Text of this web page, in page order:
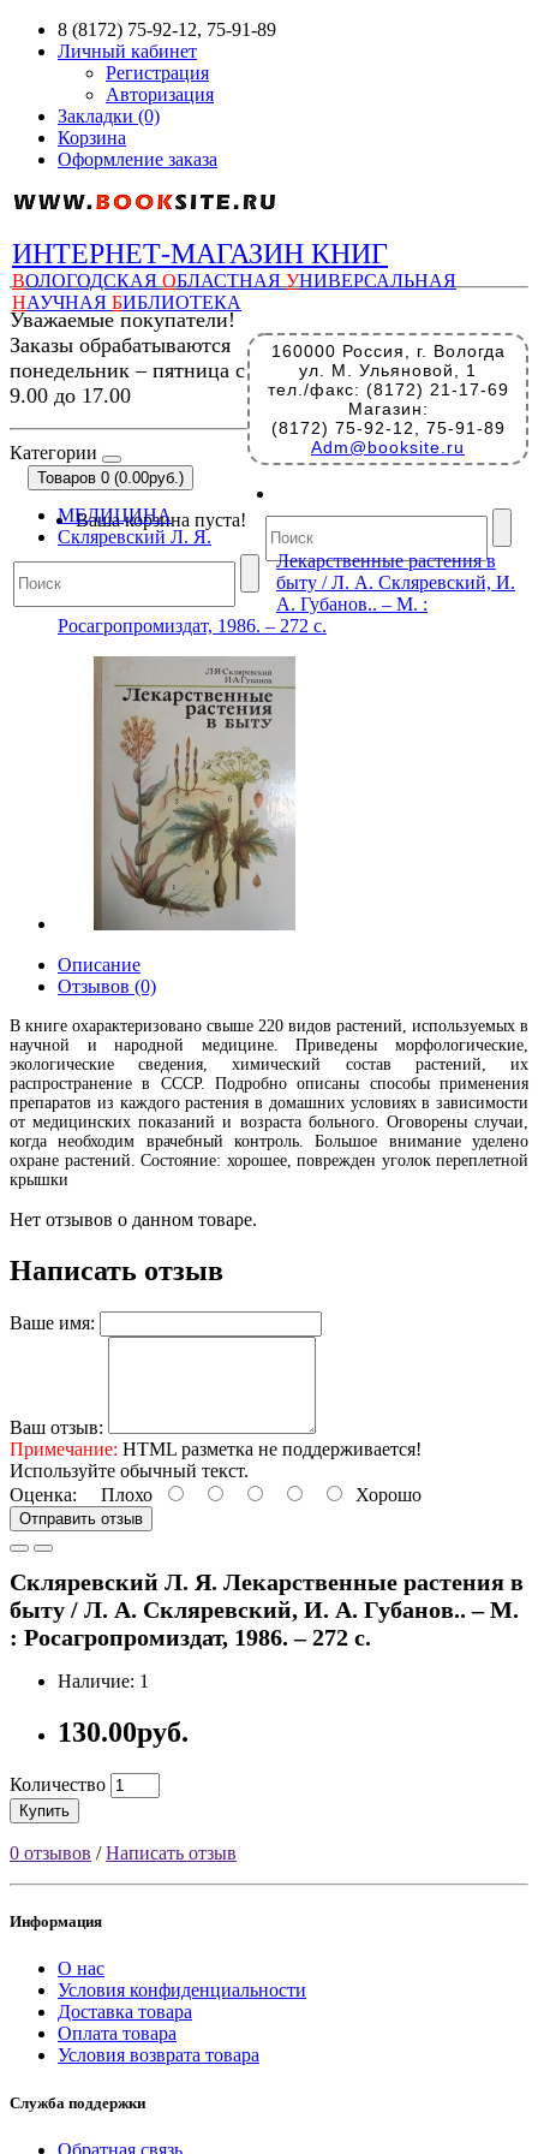
8 (8172) 75-92-12, 75-91-89
Личный кабинет
Регистрация
Авторизация
Закладки (0)
Корзина
Оформление заказа
ИНТЕРНЕТ-МАГАЗИН КНИГ
ВОЛОГОДСКАЯ ОБЛАСТНАЯ УНИВЕРСАЛЬНАЯ
НАУЧНАЯ БИБЛИОТЕКА
160000 Россия, г. Вологда
ул. М. Ульяновой, 1
тел./факс: (8172) 21-17-69
Магазин:
(8172) 75-92-12, 75-91-89
Adm@booksite.ru
Уважаемые покупатели!
Заказы обрабатываются
понедельник – пятница с
9.00 до 17.00
Категории
Товаров 0 (0.00руб.)
Ваша корзина пуста!
МЕДИЦИНА
Скляревский Л. Я.
Лекарственные растения в
быту / Л. А. Скляревский, И.
А. Губанов.. – М. :
Росагропромиздат, 1986. – 272 с.
Описание
Отзывов (0)
В книге охарактеризовано свыше 220 видов растений, используемых в
научной и народной медицине. Приведены морфологические,
экологические сведения, химический состав растений, их
распространение в СССР. Подробно описаны способы применения
препаратов из каждого растения в домашних условиях в зависимости
от медицинских показаний и возраста больного. Оговорены случаи,
когда необходим врачебный контроль. Большое внимание уделено
охране растений. Состояние: хорошее, поврежден уголок переплетной
крышки
Нет отзывов о данном товаре.
Написать отзыв
Ваше имя:
Ваш отзыв:
Примечание: HTML разметка не поддерживается!
Используйте обычный текст.
Оценка: Плохо Хорошо
Отправить отзыв
Скляревский Л. Я. Лекарственные растения в
быту / Л. А. Скляревский, И. А. Губанов.. – М.
: Росагропромиздат, 1986. – 272 с.
Наличие: 1
130.00руб.
Количество
Купить
0 отзывов /Написать отзыв
Информация
О нас
Условия конфиденциальности
Доставка товара
Оплата товара
Условия возврата товара
Служба поддержки
Обратная связь